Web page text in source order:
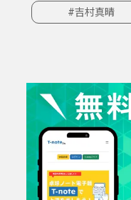
#吉村真晴